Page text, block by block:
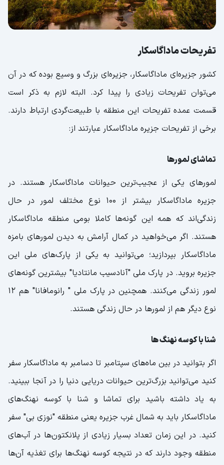
تفریحات ماداگاسکار
کشور جزیره‌ای ماداگاسکار، جزیره‌ای بزرگ و وسیع بوده که در آن
می‌توان تفریحات زیادی را پیدا کرد. البته لازم به ذکر است
قسمت عمده تفریحات این منطقه با طبیعت‌گردی ارتباط دارند.
برخی از تفریحات جزیره ماداگاسکار عبارتند از:
تماشای لمورها
لمورهای یکی از عجیب‌ترین حیوانات ماداگاسکار هستند. در
جزیره ماداگاسکار بیشتر از 100 نوع مختلف لمور در حال
زندگی‌اند که همه این گونه‌ها کاملا بومی منطقه ماداگاسکار
هستند. اگر می‌خواهید در کمال آرامش به دیدن لمورهای بامزه
ماداگاسکار بپردازید؛ می‌توانید به یکی از پارک‌های ملی این
جزیره بروید. در پارک ملی "آنادسیب مانتادیا" بیشترین گونه‌های
لمور زندگی می‌کنند. همچنین در پارک ملی " رانومافانا" هم 12
نوع دیگر هم از لمورها در حال زندگی هستند.
شنا با کوسه‌ نهنگ‌ ها
اگر بتوانید در بین ماه‌های سپتامبر تا دسامبر به ماداگاسکار سفر
کنید می‌توانید بزرگ‌ترین حیوانات دریایی دنیا را در آنجا ببینید.
به یاد داشته باشید برای تماشا و شنا با کوسه نهنگ‌های
ماداگاسکار باید به شمال غرب جزیره یعنی منطقه "نوزی بی" سفر
کنید. در این زمان تعداد بسیار زیادی از پلانکتون‌ها در آب‌های
منطقه وجود دارند که در نتیجه کوسه نهنگ‌ها برای تغذیه آن‌ها